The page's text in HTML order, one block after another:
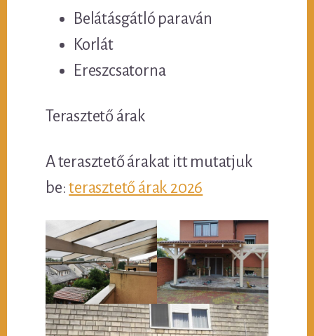
Belátásgátló paraván
Korlát
Ereszcsatorna
Terasztető árak
A terasztető árakat itt mutatjuk
be:terasztető árak 2026